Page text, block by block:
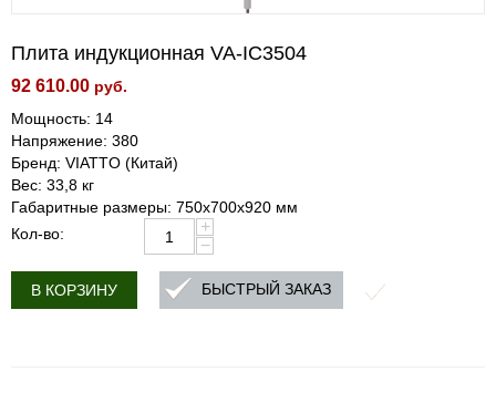
Плита индукционная VA-IC3504
92 610.00 руб.
Мощность: 14
Напряжение: 380
Бренд: VIATTO (Китай)
Вес: 33,8 кг
Габаритные размеры: 750x700x920 мм
Кол-во:
+
−
В КОРЗИНУ БЫСТРЫЙ ЗАКАЗ